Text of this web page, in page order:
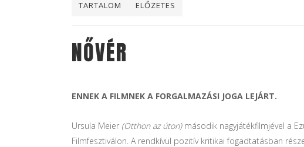
TARTALOM ELŐZETES
NŐVÉR
ENNEK A FILMNEK A FORGALMAZÁSI JOGA LEJÁRT.
Ursula Meier (Otthon az úton)második nagyjátékfilmjével a
Filmfesztiválon. A rendkívül pozitív kritikai fogadtatásban